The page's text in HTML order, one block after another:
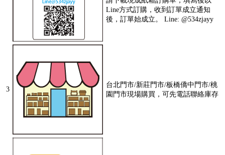
Line方式訂購，收到訂單成立通知
後，訂單始成立。 Line: @534zjayy
3
台北門市/新莊門市/板橋僑中門市/桃
園門市現場購買，可先電話聯絡庫存